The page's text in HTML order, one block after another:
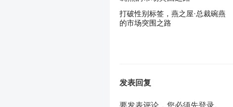
打破性别标签，燕之屋·总裁碗燕
的市场突围之路
发表回复
要发表评论，您必须先登录。